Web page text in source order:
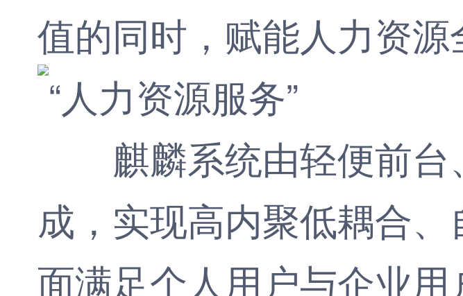
值的同时，赋能人力资源
麒麟系统由轻便前台
成，实现高内聚低耦合
面满足个人用户与企业